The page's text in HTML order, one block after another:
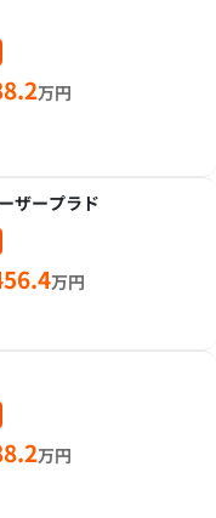
万円
ザープラド
万円
万円